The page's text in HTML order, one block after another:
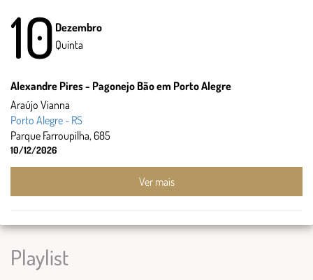
10 Dezembro
Quinta
Alexandre Pires - Pagonejo Bão em Porto Alegre
Araújo Vianna
Porto Alegre - RS
Parque Farroupilha, 685
10/12/2026
Ver mais
Playlist